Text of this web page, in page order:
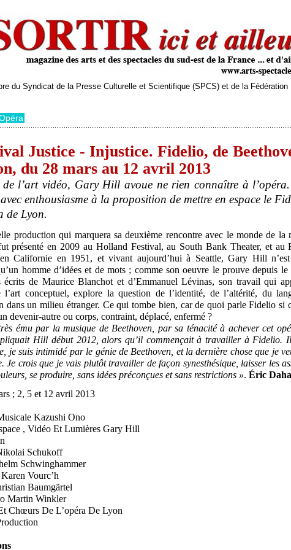
du Syndicat de la Presse Culturelle et Scientifique (SPCS) et de la
Justice - Injustice. Fidelio, de
du 28 mars au 12 avril 2013
l’art vidéo, Gary Hill avoue ne rien connaître à
enthousiasme à la proposition de mettre en espace le
de Lyon.
production qui marquera sa deuxième rencontre avec le monde de la
présenté en 2009 au Holland Festival, au South Bank Theater, et au
Californie en 1951, et vivant aujourd’hui à Seattle, Gary Hill
homme d’idées et de mots ; comme son oeuvre le prouve depuis le
écrits de Maurice Blanchot et d’Emmanuel Lévinas, son travail qui
l’art conceptuel, explore la question de l’identité, de l’altérité, du
dans un milieu étranger. Ce qui tombe bien, car de quoi parle Fidelio si
devenir-autre ou corps, contraint, déplacé, enfermé ?
ému par la musique de Beethoven, par sa ténacité à achever cet
Hill début 2012, alors qu’il commençait à travailler à Fidelio.
je suis intimidé par le génie de Beethoven, et la dernière chose que je
Je crois que je vais plutôt travailler de façon synesthésique, laisser les
se produire, sans idées préconçues et sans restrictions ». Éric
; 2, 5 et 12 avril 2013
Kazushi Ono
, Vidéo Et Lumières Gary Hill
Schukoff
Schwinghammer
Vourc’h
Baumgärtel
Martin Winkler
Chœurs De L’opéra De Lyon